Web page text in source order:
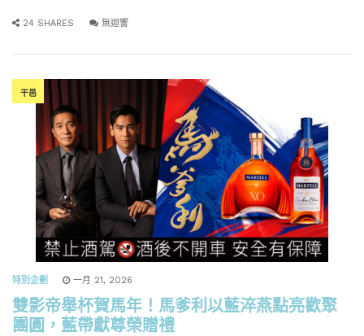
24 SHARES 無迴響
干邑
特別企劃 一月 21, 2026
雙影帝舉杯賀馬年！馬爹利以藍淬燕點亮歡聚
團圓，藍帶獻尊榮贈禮